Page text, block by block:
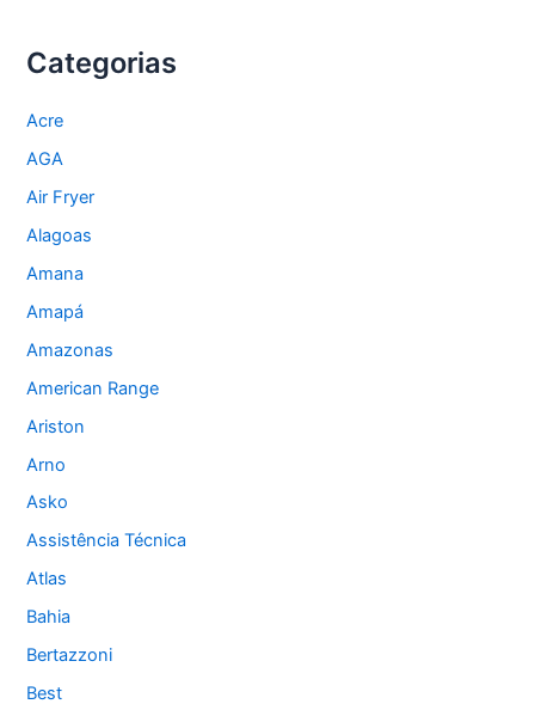
Categorias
Acre
AGA
Air Fryer
Alagoas
Amana
Amapá
Amazonas
American Range
Ariston
Arno
Asko
Assistência Técnica
Atlas
Bahia
Bertazzoni
Best